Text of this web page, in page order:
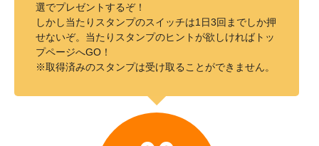
選でプレゼントするぞ！
しかし当たりスタンプのスイッチは1日3回までしか押
せないぞ。当たりスタンプのヒントが欲しければトッ
プページへGO！
※取得済みのスタンプは受け取ることができません。